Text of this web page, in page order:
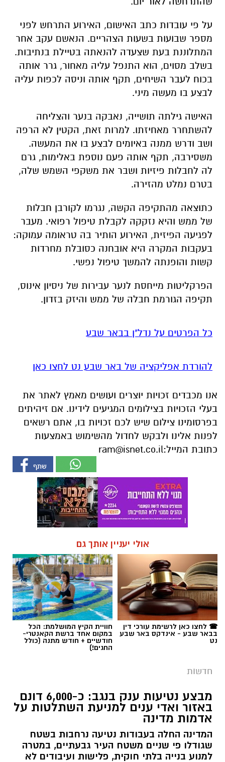
​על פי עובדות כתב האישום, האירוע התרחש לפני
מספר שבועות בשעות הצהריים. הנאשם עקב אחר
המתלוננת בעת שצעדה להנאתה בטיילת בנתיבות.
בשלב מסוים, הוא התנפל עליה מאחור, גרר אותה
בכוח לעבר השיחים, תקף אותה וניסה לכפות עליה
לבצע בו מעשה מיני.
האישה גילתה תושייה, נאבקה בנער והצליחה
להשתחרר מאחיזתו. למרות זאת, הקטין לא הרפה
ושב ודרש ממנה באיומים לבצע בו את המעשה.
משסירבה, תקף אותה פעם נוספת באלימות, גרם
לה לחבלות פיזיות ושבר את משקפי השמש שלה,
בטרם נמלט מהזירה.
כתוצאה מהתקיפה הקשה, נגרמו לקורבן חבלות
של ממש והיא נזקקה לקבלת טיפול רפואי. מעבר
לפגיעה הפיזית, האירוע הותיר בה טראומה עמוקה:
בעקבות המקרה היא אובחנה כסובלת מחרדות
קשות והופנתה להמשך טיפול נפשי.
הפרקליטות מייחסת לנער עבירות של ניסיון אינוס,
תקיפה הגורמת חבלה של ממש והיזק בזדון.
כל הפרטים על נדל"ן בבאר שבע
להורדת אפליקציה של באר שבע נט לחצו כאן
אנו מכבדים זכויות יוצרים ועושים מאמץ לאתר את
בעלי הזכויות בצילומים המגיעים לידינו. אם זיהיתים
בפרסומינו צילום שיש לכם זכויות בו, אתם רשאים
לפנות אלינו ולבקש לחדול מהשימוש באמצעות
כתובת המייל:ram@isnet.co.il
אולי יעניין אותך גם
☎ לחצו כאן לרשימת עורכי דין
בבאר שבע - אינדקס באר שבע
נט
חוויית הקיץ המושלמת: הכל
במקום אחד ברשת הקאנטרי-
חודשיים + חודש מתנה (כולל
החגים!)
חדשות
מבצע נטיעות ענק בנגב: כ-6,000 דונם
באזור ואדי ענים למניעת השתלטות על
אדמות מדינה
המדינה החלה בעבודות נטיעה נרחבות בשטח
שגודלו פי שניים משטח העיר גבעתיים, במטרה
למנוע בנייה בלתי חוקית, פלישות ועיבודים לא